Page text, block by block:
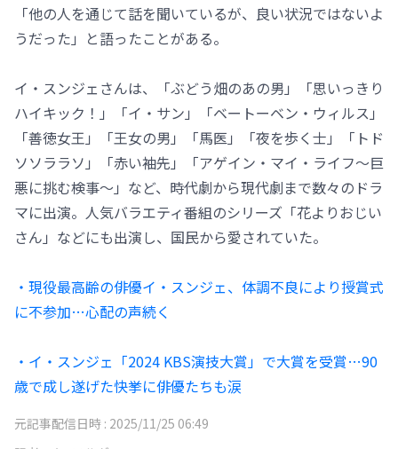
「他の人を通じて話を聞いているが、良い状況ではないよ
うだった」と語ったことがある。
イ・スンジェさんは、「ぶどう畑のあの男」「思いっきり
ハイキック！」「イ・サン」「ベートーベン・ウィルス」
「善徳女王」「王女の男」「馬医」「夜を歩く士」「トド
ソソララソ」「赤い袖先」「アゲイン・マイ・ライフ～巨
悪に挑む検事～」など、時代劇から現代劇まで数々のドラ
マに出演。人気バラエティ番組のシリーズ「花よりおじい
さん」などにも出演し、国民から愛されていた。
・現役最高齢の俳優イ・スンジェ、体調不良により授賞式
に不参加…心配の声続く
・イ・スンジェ「2024 KBS演技大賞」で大賞を受賞…90
歳で成し遂げた快挙に俳優たちも涙
元記事配信日時 : 2025/11/25 06:49